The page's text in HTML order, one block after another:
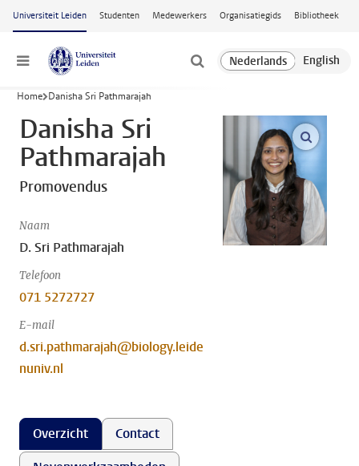
Ga naar hoofdinhoud
Universiteit Leiden Studenten Medewerkers Organisatiegids Bibliotheek
Menu
Home Danisha Sri Pathmarajah
Danisha Sri
Pathmarajah
Promovendus
Naam
D. Sri Pathmarajah
Telefoon
071 5272727
E-mail
d.sri.pathmarajah@biology.leide
nuniv.nl
open
Overzicht
Contact